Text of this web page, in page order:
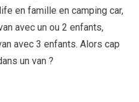
en famille en camping car,
avec un ou 2 enfants,
avec 3 enfants. Alors cap
un van ?